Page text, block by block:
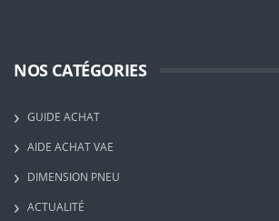
NOS CATÉGORIES
GUIDE ACHAT
AIDE ACHAT VAE
DIMENSION PNEU
ACTUALITÉ